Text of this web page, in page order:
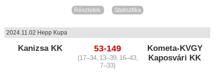
Részletek Statisztika
2024.11.02 Hepp Kupa
Kanizsa KK 53-149
(17–34, 13–39, 16–43,
7–33)
Kometa-KVGY
Kaposvári KK